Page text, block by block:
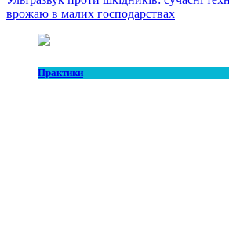
врожаю в малих господарствах
Практики